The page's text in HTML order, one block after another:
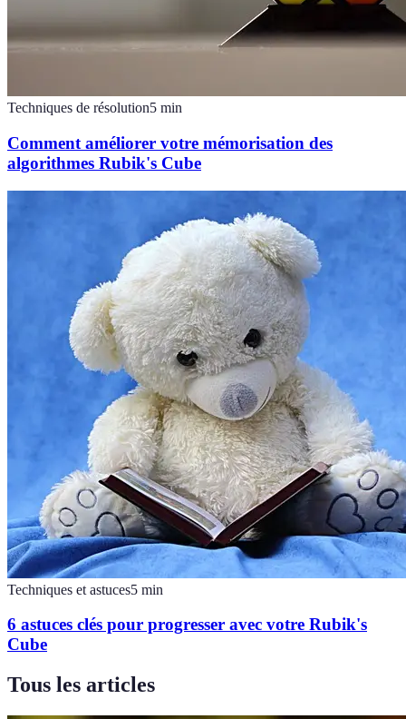
Techniques de résolution5 min
Comment améliorer votre mémorisation des
algorithmes Rubik's Cube
Techniques et astuces5 min
6 astuces clés pour progresser avec votre Rubik's
Cube
Tous les articles